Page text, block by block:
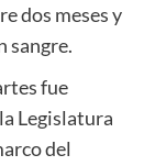
dos meses y
sangre.
fue
Legislatura
del